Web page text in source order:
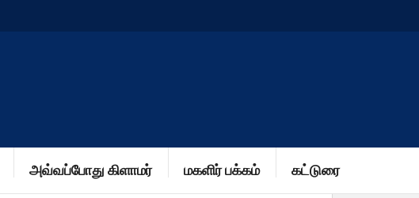
அவ்வப்போது கிளாமர் மகளிர் பக்கம் கட்டுரை